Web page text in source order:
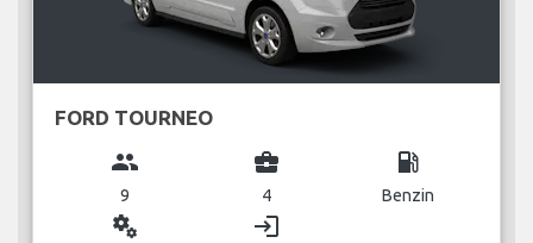
FORD TOURNEO
group
9
business_center
4
local_gas_station
Benzin
miscellaneous_services login